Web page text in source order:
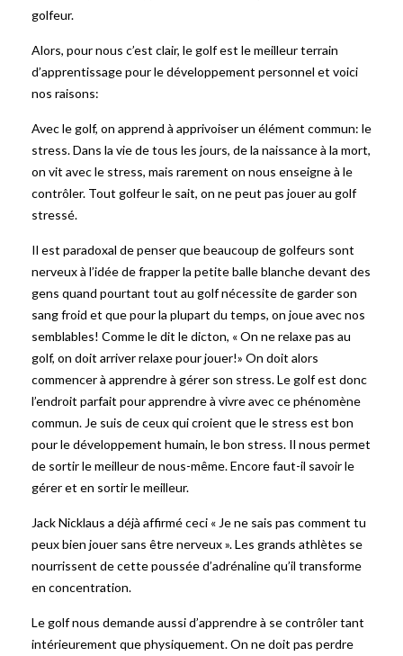
golfeur.
Alors, pour nous c’est clair, le golf est le meilleur terrain
d’apprentissage pour le développement personnel et voici
nos raisons:
Avec le golf, on apprend à apprivoiser un élément commun: le
stress. Dans la vie de tous les jours, de la naissance à la mort,
on vit avec le stress, mais rarement on nous enseigne à le
contrôler. Tout golfeur le sait, on ne peut pas jouer au golf
stressé.
Il est paradoxal de penser que beaucoup de golfeurs sont
nerveux à l’idée de frapper la petite balle blanche devant des
gens quand pourtant tout au golf nécessite de garder son
sang froid et que pour la plupart du temps, on joue avec nos
semblables! Comme le dit le dicton, « On ne relaxe pas au
golf, on doit arriver relaxe pour jouer!» On doit alors
commencer à apprendre à gérer son stress. Le golf est donc
l’endroit parfait pour apprendre à vivre avec ce phénomène
commun. Je suis de ceux qui croient que le stress est bon
pour le développement humain, le bon stress. Il nous permet
de sortir le meilleur de nous-même. Encore faut-il savoir le
gérer et en sortir le meilleur.
Jack Nicklaus a déjà affirmé ceci « Je ne sais pas comment tu
peux bien jouer sans être nerveux ». Les grands athlètes se
nourrissent de cette poussée d’adrénaline qu’il transforme
en concentration.
Le golf nous demande aussi d’apprendre à se contrôler tant
intérieurement que physiquement. On ne doit pas perdre